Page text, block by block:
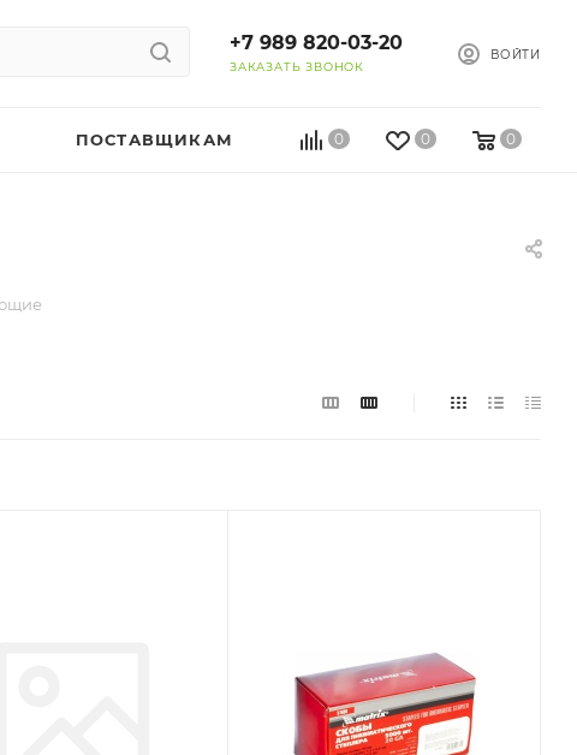
+7 989 820-03-20
ЗАКАЗАТЬ ЗВОНОК
ВОЙТИ
0 0 0
ПОСТАВЩИКАМ